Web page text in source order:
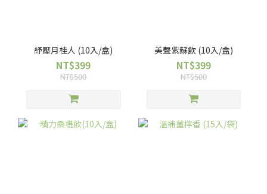
紓壓月桂人 (10入/盒)
NT$399
NT$500
美聲紫蘇飲 (10入/盒)
NT$399
NT$500